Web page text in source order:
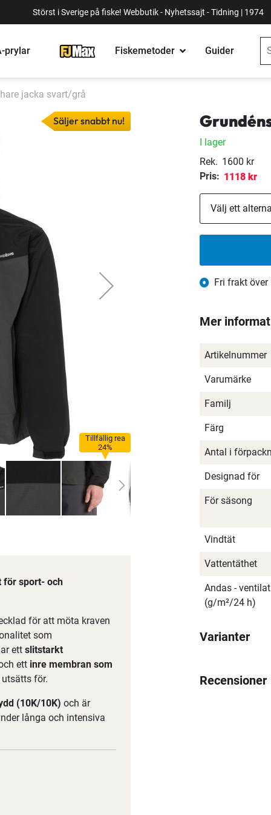
Störst i Sverige på fiske! Webbutik - Nyhetssajt - Tidning | 1974
prylar Fiskemetoder Guider
jacka svart/grå
Tillfällig rea
24%
Säljer snabbt nu!
för sport- och
för att möta kraven
som
ett slitstarkt
ett inre membran som
för.
(10K/10K) och är
långa och intensiva
I lager
Rek. 1600 kr
Pris: 1118 kr
Fri frakt över
Mer
Artikelnummer
Varumärke
Familj
Färg
Antal i
Designad för
För säsong
Vindtät
Vattentäthet
Andas -
(g/m²/24 h)
Varianter
Recensioner